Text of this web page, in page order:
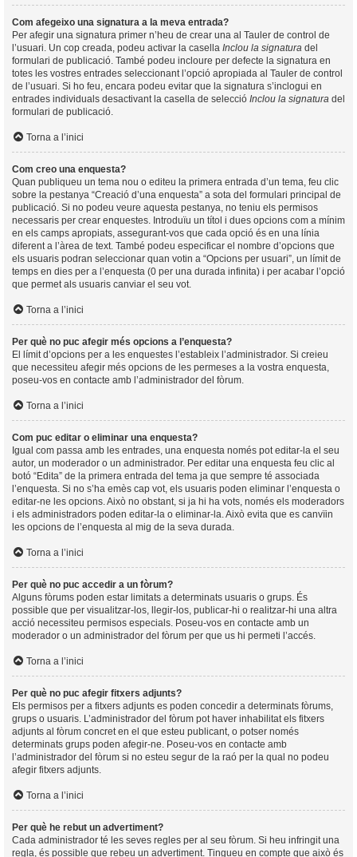
Com afegeixo una signatura a la meva entrada?
Per afegir una signatura primer n’heu de crear una al Tauler de control de
l’usuari. Un cop creada, podeu activar la casella Inclou la signatura del
formulari de publicació. També podeu incloure per defecte la signatura en
totes les vostres entrades seleccionant l’opció apropiada al Tauler de control
de l’usuari. Si ho feu, encara podeu evitar que la signatura s’inclogui en
entrades individuals desactivant la casella de selecció Inclou la signatura del
formulari de publicació.
Torna a l’inici
Com creo una enquesta?
Quan publiqueu un tema nou o editeu la primera entrada d’un tema, feu clic
sobre la pestanya “Creació d’una enquesta” a sota del formulari principal de
publicació. Si no podeu veure aquesta pestanya, no teniu els permisos
necessaris per crear enquestes. Introduïu un títol i dues opcions com a mínim
en els camps apropiats, assegurant-vos que cada opció és en una línia
diferent a l’àrea de text. També podeu especificar el nombre d’opcions que
els usuaris podran seleccionar quan votin a “Opcions per usuari”, un límit de
temps en dies per a l’enquesta (0 per una durada infinita) i per acabar l’opció
que permet als usuaris canviar el seu vot.
Torna a l’inici
Per què no puc afegir més opcions a l’enquesta?
El límit d’opcions per a les enquestes l’estableix l’administrador. Si creieu
que necessiteu afegir més opcions de les permeses a la vostra enquesta,
poseu-vos en contacte amb l’administrador del fòrum.
Torna a l’inici
Com puc editar o eliminar una enquesta?
Igual com passa amb les entrades, una enquesta només pot editar-la el seu
autor, un moderador o un administrador. Per editar una enquesta feu clic al
botó “Edita” de la primera entrada del tema ja que sempre té associada
l’enquesta. Si no s’ha emès cap vot, els usuaris poden eliminar l’enquesta o
editar-ne les opcions. Això no obstant, si ja hi ha vots, només els moderadors
i els administradors poden editar-la o eliminar-la. Això evita que es canvïin
les opcions de l’enquesta al mig de la seva durada.
Torna a l’inici
Per què no puc accedir a un fòrum?
Alguns fòrums poden estar limitats a determinats usuaris o grups. És
possible que per visualitzar-los, llegir-los, publicar-hi o realitzar-hi una altra
acció necessiteu permisos especials. Poseu-vos en contacte amb un
moderador o un administrador del fòrum per que us hi permeti l’accés.
Torna a l’inici
Per què no puc afegir fitxers adjunts?
Els permisos per a fitxers adjunts es poden concedir a determinats fòrums,
grups o usuaris. L’administrador del fòrum pot haver inhabilitat els fitxers
adjunts al fòrum concret en el que esteu publicant, o potser només
determinats grups poden afegir-ne. Poseu-vos en contacte amb
l’administrador del fòrum si no esteu segur de la raó per la qual no podeu
afegir fitxers adjunts.
Torna a l’inici
Per què he rebut un advertiment?
Cada administrador té les seves regles per al seu fòrum. Si heu infringit una
regla, és possible que rebeu un advertiment. Tingueu en compte que això és